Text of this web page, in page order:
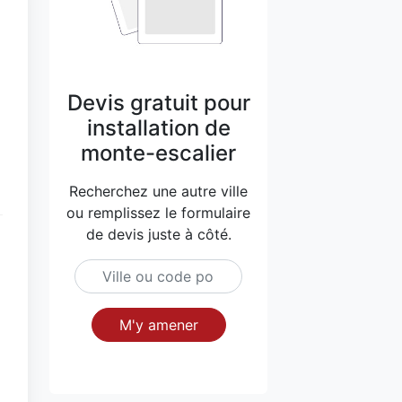
Devis gratuit pour
installation de
monte-escalier
Recherchez une autre ville
ou remplissez le formulaire
de devis juste à côté.
M'y amener